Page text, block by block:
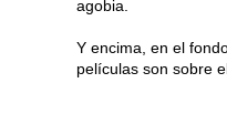
agobia.
Y encima, en el
películas son sobre